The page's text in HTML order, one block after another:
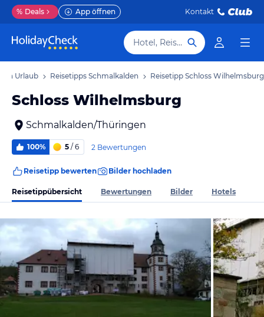
% Deals App öffnen Kontakt
Hotel, Reiseziel
Urlaub Reisetipps Schmalkalden Reisetipp Schloss Wilhelmsburg
Schloss Wilhelmsburg
Schmalkalden/Thüringen
100% 5 / 6 2 Bewertungen
Reisetipp bewerten Bilder hochladen
Reisetippübersicht Bewertungen Bilder Hotels